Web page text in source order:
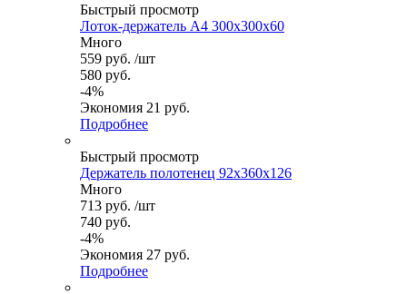
Быстрый просмотр
Лоток-держатель А4 300x300x60
Много
559 руб. /шт
580 руб.
-4%
Экономия 21 руб.
Подробнее
Быстрый просмотр
Держатель полотенец 92x360x126
Много
713 руб. /шт
740 руб.
-4%
Экономия 27 руб.
Подробнее